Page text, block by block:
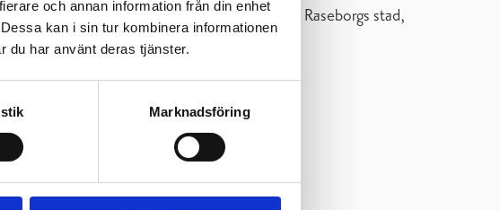
och annan information från din enhet
kan i sin tur kombinera informationen
du har använt deras tjänster.
Marknadsföring
eller per post till adressen: Raseborgs stad,